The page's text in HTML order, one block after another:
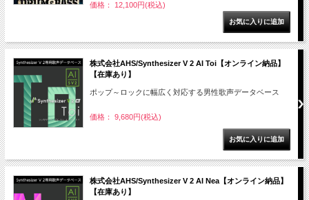
価格： 12,100円(税込)
株式会社AHS/Synthesizer V 2 AI Toi【オンライン納品】
【在庫あり】
ポップ～ロックに幅広く対応する男性歌声データベース
価格： 9,680円(税込)
株式会社AHS/Synthesizer V 2 AI Nea【オンライン納品】
【在庫あり】